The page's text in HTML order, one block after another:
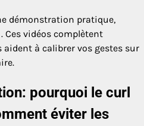
démonstration pratique,
Ces vidéos complètent
à calibrer vos gestes sur
pourquoi le curl
éviter les